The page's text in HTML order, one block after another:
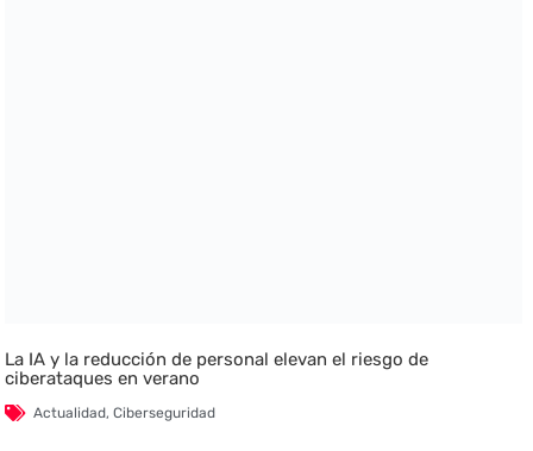
La IA y la reducción de personal elevan el riesgo de
ciberataques en verano
Actualidad,Ciberseguridad